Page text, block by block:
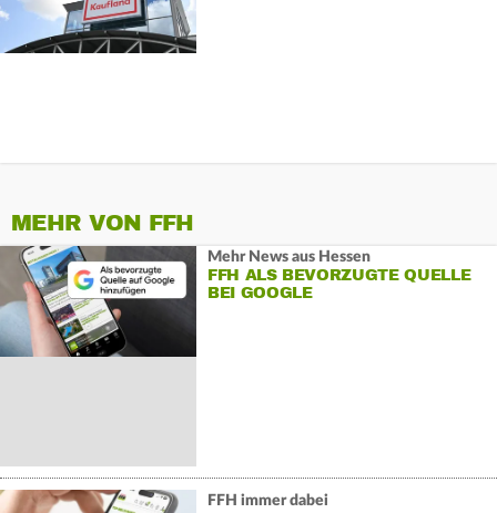
MEHR VON FFH
Mehr News aus Hessen
FFH ALS BEVORZUGTE QUELLE
BEI GOOGLE
FFH immer dabei